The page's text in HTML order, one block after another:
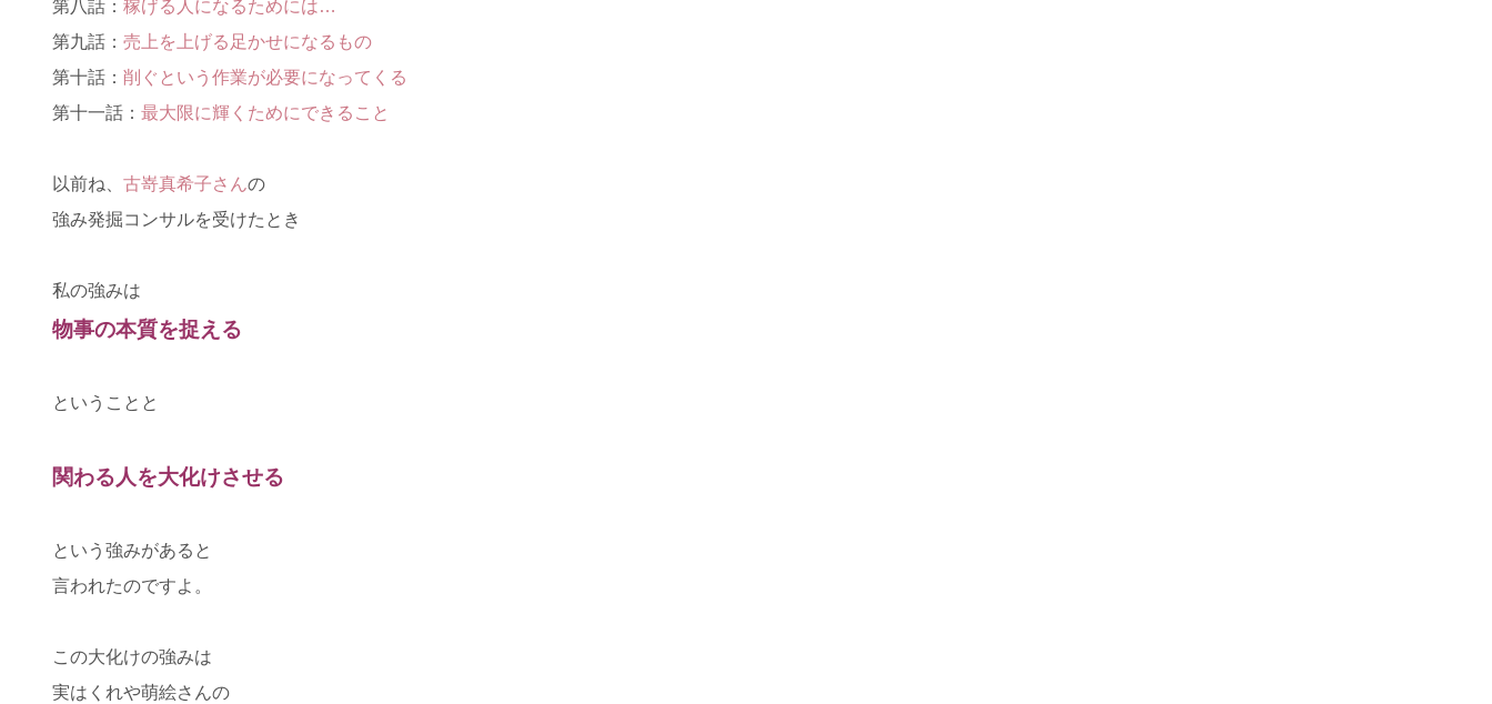
第八話： 稼げる人になるためには…
第九話： 売上を上げる足かせになるもの
第十話： 削ぐという作業が必要になってくる
第十一話： 最大限に輝くためにできること
以前ね、 古嵜真希子さんの
強み発掘コンサルを受けたとき
私の強みは
物事の本質を捉える
ということと
関わる人を大化けさせる
という強みがあると
言われたのですよ。
この大化けの強みは
実はくれや萌絵さんの